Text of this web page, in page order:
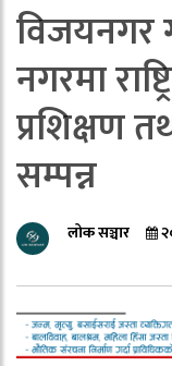
विजयनगर
नगरमा
प्रशिक्षण
सम्पन्न
लोक सञ्चार